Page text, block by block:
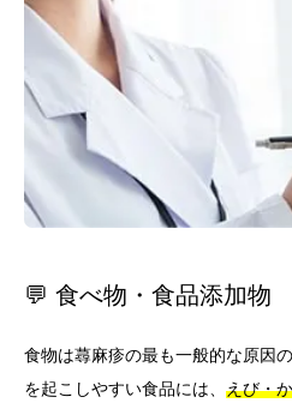
💬 食べ物・食品添加物
食物は蕁麻疹の最も一般的な原因
を起こしやすい食品には、 えび・